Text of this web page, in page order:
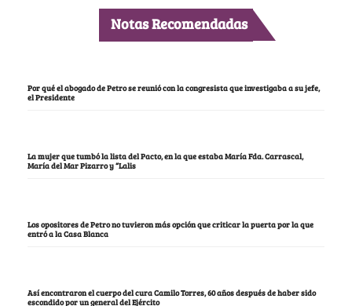
Notas Recomendadas
Por qué el abogado de Petro se reunió con la congresista que investigaba a su jefe,
el Presidente
La mujer que tumbó la lista del Pacto, en la que estaba María Fda. Carrascal,
María del Mar Pizarro y “Lalis
Los opositores de Petro no tuvieron más opción que criticar la puerta por la que
entró a la Casa Blanca
Así encontraron el cuerpo del cura Camilo Torres, 60 años después de haber sido
escondido por un general del Ejército